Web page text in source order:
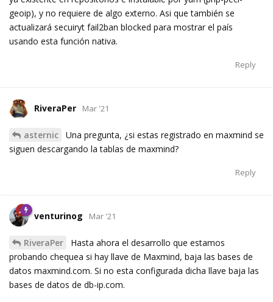
geoip), y no requiere de algo externo. Asi que también se
actualizará secuiryt fail2ban blocked para mostrar el país
usando esta función nativa.
Reply
RiveraPer Mar '21
asternic
Una pregunta, ¿si estas registrado en maxmind se
siguen descargando la tablas de maxmind?
Reply
venturinog Mar '21
RiveraPer
Hasta ahora el desarrollo que estamos
probando chequea si hay llave de Maxmind, baja las bases de
datos maxmind.com. Si no esta configurada dicha llave baja las
bases de datos de db-ip.com.